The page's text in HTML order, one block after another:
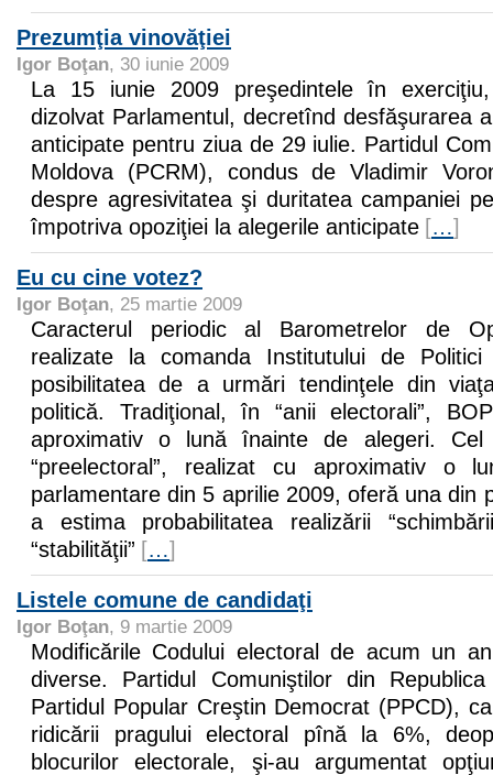
Prezumţia vinovăţiei
Igor Boţan, 30 iunie 2009
La 15 iunie 2009 preşedintele în
dizolvat Parlamentul, decretînd desfăşurarea
anticipate pentru ziua de 29 iulie. Partidul
Moldova (PCRM), condus de Vladimir
despre agresivitatea şi duritatea campaniei
împotriva opoziţiei la alegerile anticipate […]
Eu cu cine votez?
Igor Boţan, 25 martie 2009
Caracterul periodic al Barometrelor de
realizate la comanda Institutului de
posibilitatea de a urmări tendinţele din
politică. Tradiţional, în “anii electorali”,
aproximativ o lună înainte de alegeri. Cel
“preelectoral”, realizat cu aproximativ o
parlamentare din 5 aprilie 2009, oferă una din
a estima probabilitatea realizării
“stabilităţii” […]
Listele comune de candidaţi
Igor Boţan, 9 martie 2009
Modificările Codului electoral de acum un
diverse. Partidul Comuniştilor din
Partidul Popular Creştin Democrat (PPCD),
ridicării pragului electoral pînă la 6%,
blocurilor electorale, şi-au argumentat